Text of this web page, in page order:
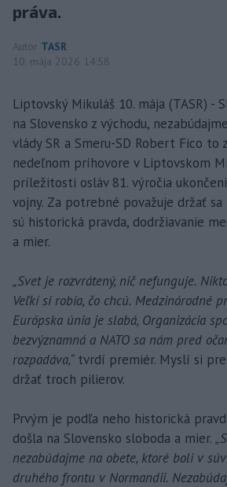
práva.
Autor TASR
10. mája 2026 14:58
Liptovský Mikuláš 10. mája (TASR) -
na Slovensko z východu,
vlády SR a Smeru-SD Robert Fico to
nedeľnom príhovore v Liptovskom
príležitosti osláv 81. výročia
vojny. Za potrebné považuje držať
sú historická pravda, dodržiavanie
a mier.
„Svet je rozvrátený, nič nefunguje.
Veľkí si robia, čo chcú. Medzinárodné
Európska únia je slabá, Organizácia
bezvýznamná a NATO sa nám pred
rozpadáva,“ tvrdí premiér. Myslí si
držať troch pilierov.
Prvým je podľa neho historická
došla na Slovensko sloboda a mier.
nezabúdajme na obete, ktoré boli v
druhého frontu v Normandii.